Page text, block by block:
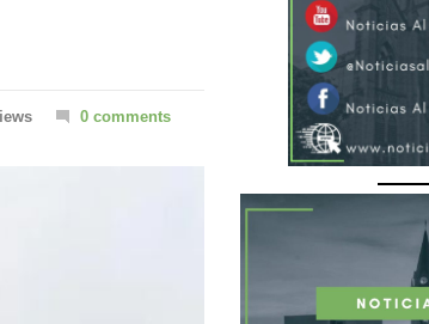
0 comments